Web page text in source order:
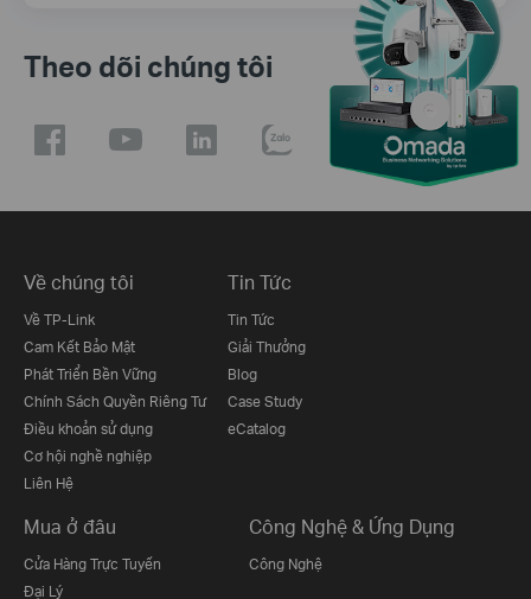
Theo dõi chúng tôi
Về chúng tôi
Về TP-Link
Cam Kết Bảo Mật
Phát Triển Bền Vững
Chính Sách Quyền Riêng Tư
Điều khoản sử dụng
Cơ hội nghề nghiệp
Liên Hệ
Tin Tức
Tin Tức
Giải Thưởng
Blog
Case Study
eCatalog
Mua ở đâu
Cửa Hàng Trực Tuyến
Đại Lý
Công Nghệ & Ứng Dụng
Công Nghệ